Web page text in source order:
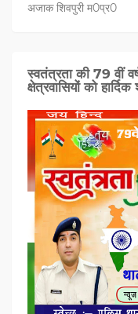
अजाक शिवपुरी म0प्र0
स्वतंत्रता की 79 वीं
क्षेत्रवासियों को